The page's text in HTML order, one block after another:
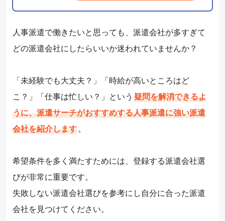
人事派遣で働きたいと思っても、派遣会社が多すぎて
どの派遣会社にしたらいいか迷われていませんか？
「未経験でも大丈夫？」「時給が高いところはど
こ？」「仕事は忙しい？」という 疑問を解消できるよ
うに、派遣サーチがおすすめする人事派遣に強い派遣
会社を紹介します。
希望条件を多く満たすためには、登録する派遣会社選
びが非常に重要です。
失敗しない派遣会社選びを参考にし自分に合った派遣
会社を見つけてください。